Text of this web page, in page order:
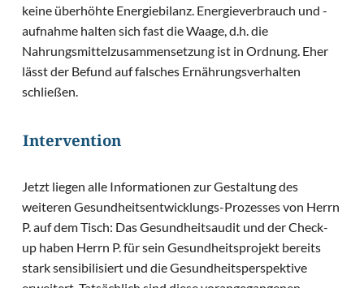
keine überhöhte Energiebilanz. Energieverbrauch und -
aufnahme halten sich fast die Waage, d.h. die
Nahrungsmittelzusammensetzung ist in Ordnung. Eher
lässt der Befund auf falsches Ernährungsverhalten
schließen.
Intervention
Jetzt liegen alle Informationen zur Gestaltung des
weiteren Gesundheitsentwicklungs-Prozesses von Herrn
P. auf dem Tisch: Das Gesundheitsaudit und der Check-
up haben Herrn P. für sein Gesundheitsprojekt bereits
stark sensibilisiert und die Gesundheitsperspektive